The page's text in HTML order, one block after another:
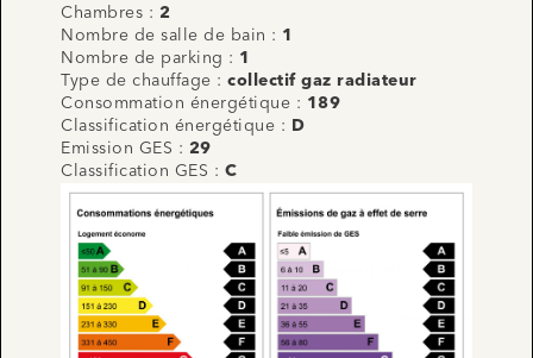
Chambres : 2
Nombre de salle de bain : 1
Nombre de parking : 1
Type de chauffage : collectif gaz radiateur
Consommation énergétique : 189
Classification énergétique :
D
Emission GES : 29
Classification GES : C